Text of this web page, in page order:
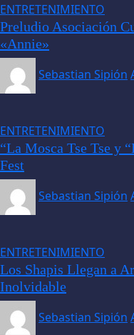
ENTRETENIMIENTO
Preludio Asociación
«Annie»
Sebastian Sipión
ENTRETENIMIENTO
“La Mosca Tse Tse y
Fest
Sebastian Sipión
ENTRETENIMIENTO
Los Shapis Llegan a
Inolvidable
Sebastian Sipión